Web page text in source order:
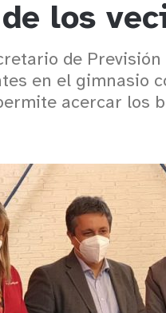
los
de
en el gimnasio
acercar los